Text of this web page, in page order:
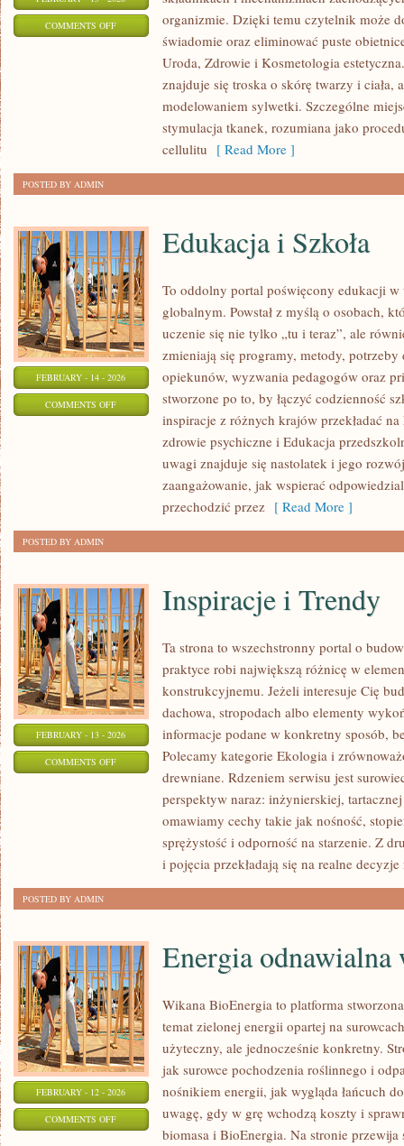
COMMENTS OFFON
organizmie. Dzięki temu czytelnik może
świadomie oraz eliminować puste
Uroda, Zdrowie i Kosmetologia
znajduje się troska o skórę twarzy i ciała,
modelowaniem sylwetki. Szczególne
stymulacja tkanek, rozumiana jako
cellulitu [ Read More ]
POSTED BY ADMIN
FEBRUARY - 14 - 2026
COMMENTS OFFON
Edukacja i Szkoła
To oddolny portal poświęcony edukacji
globalnym. Powstał z myślą o osobach,
uczenie się nie tylko „tu i teraz”, ale
zmieniają się programy, metody,
opiekunów, wyzwania pedagogów oraz
stworzone po to, by łączyć codzienność
inspiracje z różnych krajów przekładać
zdrowie psychiczne i Edukacja
uwagi znajduje się nastolatek i jego
zaangażowanie, jak wspierać
przechodzić przez [ Read More ]
POSTED BY ADMIN
FEBRUARY - 13 - 2026
COMMENTS OFFON
INSPIRACJE
Inspiracje i Trendy
Ta strona to wszechstronny portal o
praktyce robi największą różnicę w
konstrukcyjnemu. Jeżeli interesuje Cię
dachowa, stropodach albo elementy
informacje podane w konkretny sposób,
Polecamy kategorie Ekologia i
drewniane. Rdzeniem serwisu jest
perspektyw naraz: inżynierskiej,
omawiamy cechy takie jak nośność,
sprężystość i odporność na starzenie. Z
i pojęcia przekładają się na realne
POSTED BY ADMIN
FEBRUARY - 12 - 2026
COMMENTS OFFON
Energia odnawialna
Wikana BioEnergia to platforma
temat zielonej energii opartej na
użyteczny, ale jednocześnie konkretny.
jak surowce pochodzenia roślinnego i
nośnikiem energii, jak wygląda łańcuch
uwagę, gdy w grę wchodzą koszty i
biomasa i BioEnergia. Na stronie przewija